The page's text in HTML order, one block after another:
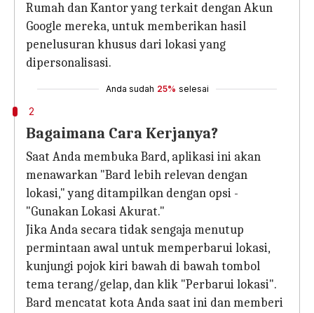
Rumah dan Kantor yang terkait dengan Akun
Google mereka, untuk memberikan hasil
penelusuran khusus dari lokasi yang
dipersonalisasi.
Anda sudah 25% selesai
2
Bagaimana Cara Kerjanya?
Saat Anda membuka Bard, aplikasi ini akan
menawarkan "Bard lebih relevan dengan
lokasi," yang ditampilkan dengan opsi -
"Gunakan Lokasi Akurat."
Jika Anda secara tidak sengaja menutup
permintaan awal untuk memperbarui lokasi,
kunjungi pojok kiri bawah di bawah tombol
tema terang/gelap, dan klik "Perbarui lokasi".
Bard mencatat kota Anda saat ini dan memberi